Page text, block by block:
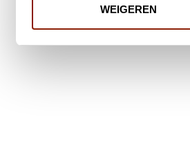
WEIGEREN